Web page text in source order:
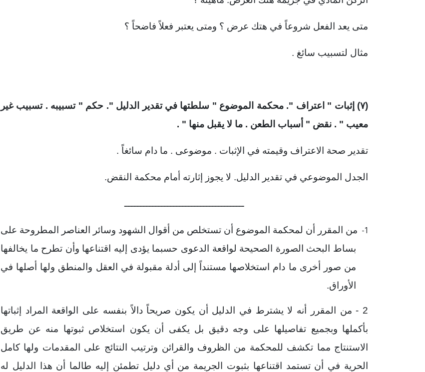
متى يعد الفعل شروعاً في هتك عرض ؟ ومتى يعتبر فعلاً فاضحاً ؟
مثال لتسبيب سائغ .
(۷)
إثبات " اعتراف ". محكمة الموضوع " سلطتها في تقدير الدليل ". حكم " تسبيبه . تسبيب غير
معيب " . نقض " أسباب الطعن . ما لا يقبل منها " .
تقدير صحة الاعتراف وقيمته في الإثبات . موضوعی . ما دام سائغاً .
الجدل الموضوعي في تقدير الدليل. لا يجوز إثارته أمام محكمة النقض.
ــــــــــــــــــــــــــــــــــــــــ
1-
من المقرر أن لمحكمة الموضوع أن تستخلص من أقوال الشهود وسائر العناصر المطروحة على
بساط البحث الصورة الصحيحة لواقعة الدعوى حسبما يؤدى إليه اقتناعها وأن تطرح ما يخالفها
من صور أخرى ما دام استخلاصها مستنداً إلى أدلة مقبولة في العقل والمنطق ولها أصلها في
الأوراق.
2 - من المقرر أنه لا يشترط في الدليل أن يكون صريحاً دالاً بنفسه على
الواقعة المراد إثباتها
بأكملها وبجميع تفاصيلها على وجه دقيق بل يكفى أن يكون
استخلاص ثبوتها منه عن طريق
الاستنتاج مما تكشف للمحكمة من الظروف والقرائن وترتيب النتائج على المقدمات ولها كامل
الحرية في أن تستمد اقتناعها بثبوت الجريمة من أي دليل تطمئن إليه طالما أن هذا الدليل له